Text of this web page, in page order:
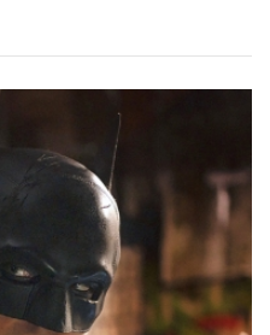
LINE EMAIL